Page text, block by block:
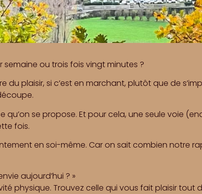
ou trois fois vingt minutes ?
du plaisir, si c’est en marchant, plutôt que de
qu’on se propose. Et pour cela, une seule voie
fois.
en soi-même. Car on sait combien notre
aujourd’hui ? »
physique. Trouvez celle qui vous fait plaisir tout de